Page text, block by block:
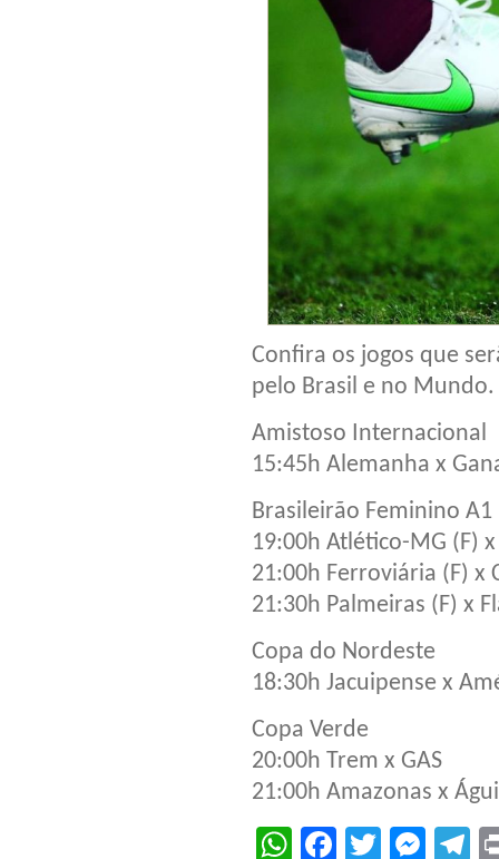
Confira os jogos que
pelo Brasil e no Mundo.
Amistoso Internacional
15:45h Alemanha x
Brasileirão Feminino A1
19:00h Atlético-MG (F)
21:00h Ferroviária (F) x
21:30h Palmeiras (F) x
Copa do Nordeste
18:30h Jacuipense x
Copa Verde
20:00h Trem x GAS
21:00h Amazonas x
WhatsApp
Facebook
Twitter